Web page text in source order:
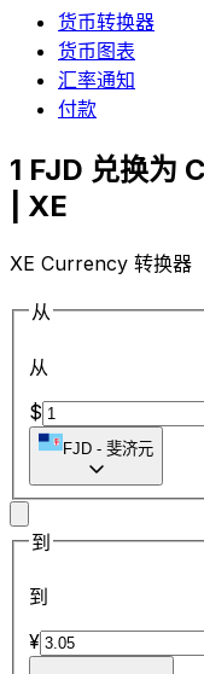
货币转换器
货币图表
汇率通知
付款
1 FJD 兑换为
| XE
XE Currency 转换器
从
从
$
FJD - 斐济元
到
到
¥